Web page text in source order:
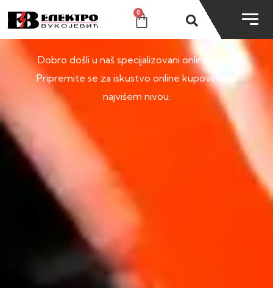
0
SHOP
Dobro došli u naš specijalizovani online shop.
Pripremite se za iskustvo online kupovine na
najvišem nivou.